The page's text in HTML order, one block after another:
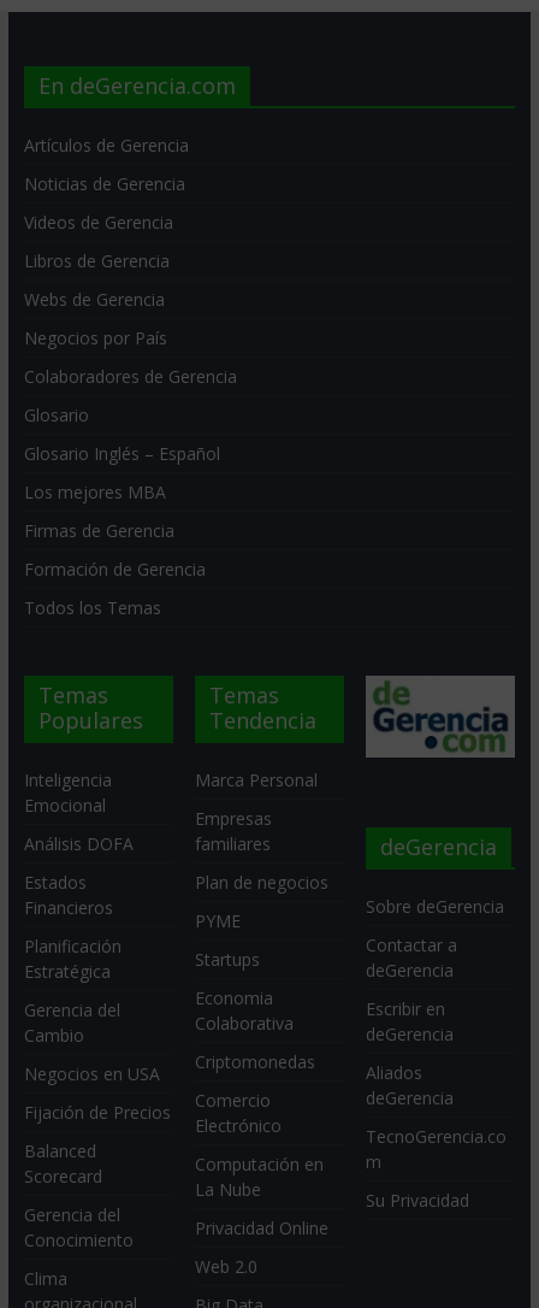
En deGerencia.com
Artículos de Gerencia
Noticias de Gerencia
Videos de Gerencia
Libros de Gerencia
Webs de Gerencia
Negocios por País
Colaboradores de Gerencia
Glosario
Glosario Inglés – Español
Los mejores MBA
Firmas de Gerencia
Formación de Gerencia
Todos los Temas
Temas
Populares
Inteligencia
Emocional
Análisis DOFA
Estados
Financieros
Planificación
Estratégica
Gerencia del
Cambio
Negocios en USA
Fijación de Precios
Balanced
Scorecard
Gerencia del
Conocimiento
Clima
Temas
Tendencia
Marca Personal
Empresas
familiares
Plan de negocios
PYME
Startups
Economia
Colaborativa
Criptomonedas
Comercio
Electrónico
Computación en
La Nube
Privacidad Online
Web 2.0
deGerencia
Sobre deGerencia
Contactar a
deGerencia
Escribir en
deGerencia
Aliados
deGerencia
TecnoGerencia.co
m
Su Privacidad